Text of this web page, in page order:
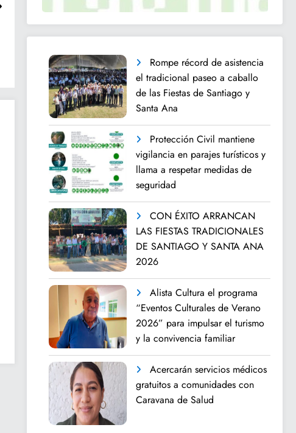
Rompe récord de asistencia
el tradicional paseo a caballo
de las Fiestas de Santiago y
Santa Ana
Protección Civil mantiene
vigilancia en parajes turísticos y
llama a respetar medidas de
seguridad
CON ÉXITO ARRANCAN
LAS FIESTAS TRADICIONALES
DE SANTIAGO Y SANTA ANA
2026
Alista Cultura el programa
“Eventos Culturales de Verano
2026” para impulsar el turismo
y la convivencia familiar
Acercarán servicios médicos
gratuitos a comunidades con
Caravana de Salud